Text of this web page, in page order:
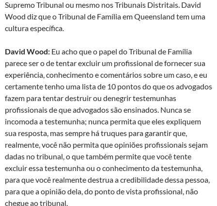
Supremo Tribunal ou mesmo nos Tribunais Distritais. David
Wood diz que o Tribunal de Família em Queensland tem uma
cultura específica.
David Wood: Eu acho que o papel do Tribunal de Família
parece ser o de tentar excluir um profissional de fornecer sua
experiência, conhecimento e comentários sobre um caso, e eu
certamente tenho uma lista de 10 pontos do que os advogados
fazem para tentar destruir ou denegrir testemunhas
profissionais de que advogados são ensinados. Nunca se
incomoda a testemunha; nunca permita que eles expliquem
sua resposta, mas sempre há truques para garantir que,
realmente, você não permita que opiniões profissionais sejam
dadas no tribunal, o que também permite que você tente
excluir essa testemunha ou o conhecimento da testemunha,
para que você realmente destrua a credibilidade dessa pessoa,
para que a opinião dela, do ponto de vista profissional, não
chegue ao tribunal.